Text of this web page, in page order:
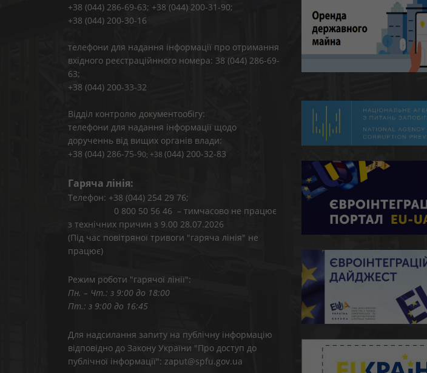
+38 (044) 286-69-63; +38 (044) 200-31-90;
+38 (044) 200-30-16
телефони для надання інформації про отримання
вхідного реєстраційнного номера: 38 (044) 286-69-
63;
+38 (044) 200-33-32
Відділ контролю документообігу:
телефони для надання інформації щодо
дорученнь від вищих органів влади:
+38 (044) 286-75-90; +38 (044) 200-32-83
Гаряча лінія:
Телефон: +38 (044) 254 29 76;
0 800 50 56 46 – тимчасово не працює
з технічних причин з 9.00 28.07.2026
(Під час повітряної тривоги "гаряча лінія" не
працює)
Режим роботи "гарячої лінії":
Пн. – Чт.: з 9:00 до 18:00
Пт.: з 9:00 до 16:45
Для надсилання запиту на публічну інформацію
відповідно до Закону України "Про доступ до
публічної інформації": zaput@spfu.gov.ua